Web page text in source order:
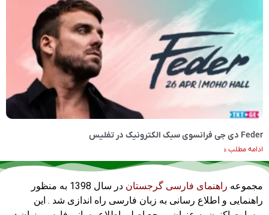
Feder دی جی فرانسوی سبک الکترونیک در تفلیس
ادامه مطلب »
مجموعه راهنمای فارسی گرجستان
در سال 1398 به منظور
راهنمایی و اطلاع رسانی به زبان فارسی راه اندازی شد . این